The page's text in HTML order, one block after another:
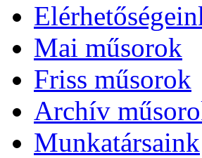
Mai műsorok
Friss műsorok
Archív
Munkatársaink